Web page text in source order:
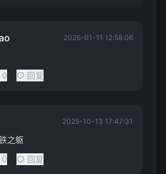
2026-01-11 12:58:06
0 回复
2025-10-13 17:47:31
之躯
0 回复